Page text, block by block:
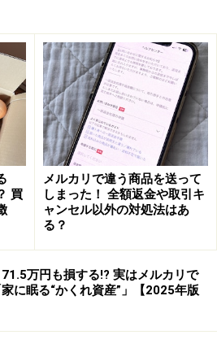
人の多くは、できるだけ安く買
で、値段が高いとまず売れませ
相場を調べるなどある程度のリ
ます。また、値下げ不可にして
っても返事をしないなど、対応が
ります。
っている
商品が出品され続けているの
れてしまっていることも多々あ
た商品がメルカリの画面の上位
から時間がたってしまうと表示
てしまいます。何度もスクロー
ている方も飽きてしまうので、
買
メルカリで違う商品を送って
しまった！ 全額返金や取引キ
ャンセル以外の対処法はあ
る？
万円も損する!? 実はメルカリで
に眠る“かくれ資産”」【2025年版